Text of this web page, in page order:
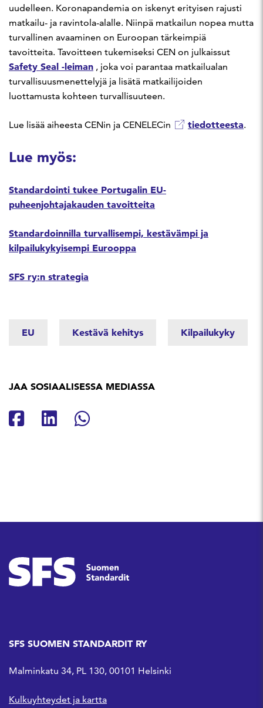
uudelleen. Koronapandemia on iskenyt erityisen rajusti
matkailu- ja ravintola-alalle. Niinpä matkailun nopea mutta
turvallinen avaaminen on Euroopan tärkeimpiä
tavoitteita. Tavoitteen tukemiseksi CEN on julkaissut
Safety Seal -leiman , joka voi parantaa matkailualan
turvallisuusmenettelyjä ja lisätä matkailijoiden
luottamusta kohteen turvallisuuteen.
Lue lisää aiheesta CENin ja CENELECin tiedotteesta.
Lue myös:
Standardointi tukee Portugalin EU-
puheenjohtajakauden tavoitteita
Standardoinnilla turvallisempi, kestävämpi ja
kilpailukykyisempi Eurooppa
SFS ry:n strategia
EU Kestävä kehitys Kilpailukyky
JAA SOSIAALISESSA MEDIASSA
Jaa Facebookissa
Jaa Linkedinissä
Jaa Whatsappissa
SFS SUOMEN STANDARDIT RY
Malminkatu 34, PL 130, 00101 Helsinki
Kulkuyhteydet ja kartta